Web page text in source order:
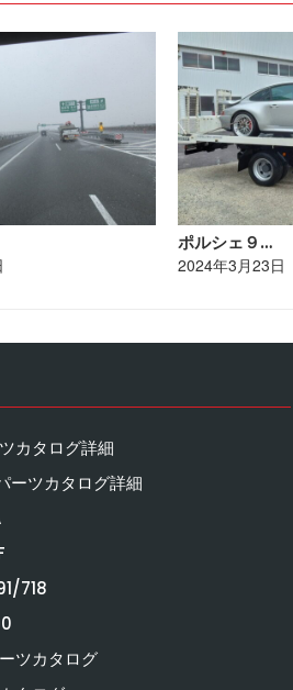
ポルシェ９…
2024年3月23日
カタログ詳細
ツカタログ詳細
718
ツカタログ